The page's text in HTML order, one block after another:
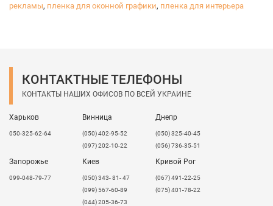
рекламы, пленка для оконной графики, пленка для интерьера
КОНТАКТНЫЕ ТЕЛЕФОНЫ
КОНТАКТЫ НАШИХ ОФИСОВ ПО ВСЕЙ УКРАИНЕ
Харьков
050-325-62-64
Винница
(050) 402-95-52
(097) 202-10-22
Днепр
(050) 325-40-45
(056) 736-35-51
Запорожье
099-048-79-77
Киев
(050) 343- 81- 47
(099) 567-60-89
(044) 205-36-73
Кривой Рог
(067) 491-22-25
(075) 401-78-22